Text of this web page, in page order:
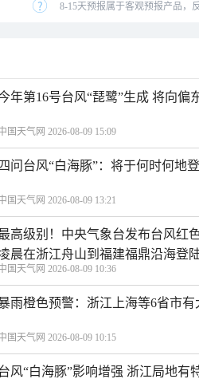
8-15天预报属于客观预报产品，
年第16号台风“琵鹭”生成 将向偏
国天气网 2026-08-09 15:09
四问台风“白海豚”：将于何时何地
国天气网 2026-08-09 13:21
高级别！中央气象台发布台风红
晨在浙江舟山到福建福鼎沿海登
国天气网 2026-08-09 10:36
雨橙色预警：浙江上海等6省市
国天气网 2026-08-09 10:15
风“白海豚”影响增强 浙江局地有